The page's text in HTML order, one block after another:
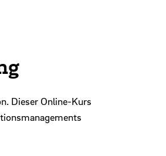
Dieser Online-Kurs